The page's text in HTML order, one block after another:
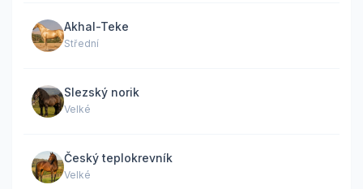
Akhal-Teke
Střední
Slezský norik
Velké
Český teplokrevník
Velké